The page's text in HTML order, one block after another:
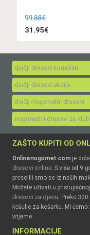
99.88€
31.95€
dječji dresovi kompleti
dječji dresovi akcija
dječji nogometni dresovi
nogometni dresovi za
ZAŠTO KUPITI OD
Onlinenogomet.com je
dresovi online. S više od 9
preselili smo se iz naših
Možete uživati u
dresovi za djecu. Preko
košulje za košarku. Mi
vrijeme.
INFORMACIJE